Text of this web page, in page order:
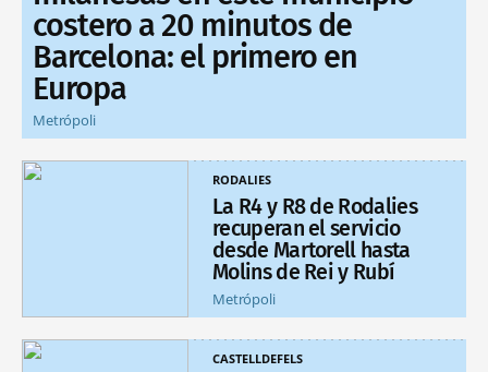
costero a 20 minutos de
Barcelona: el primero en
Europa
Metrópoli
RODALIES
La R4 y R8 de Rodalies
recuperan el servicio
desde Martorell hasta
Molins de Rei y Rubí
Metrópoli
CASTELLDEFELS